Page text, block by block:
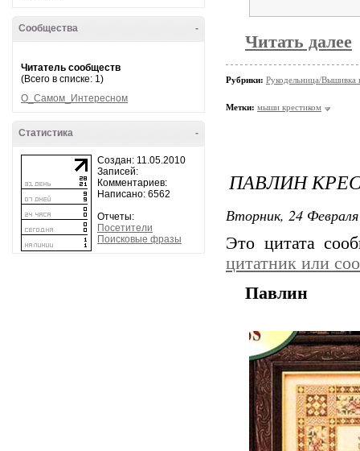
-
Сообщества
Читатель сообществ
(Всего в списке: 1)
О_Самом_Интересном
-
Статистика
Создан: 11.05.2010
Записей:
Комментариев:
Написано: 6562
Отчеты:
Посетители
Поисковые фразы
Читать далее
Рубрики: Рукодельница/Вышивка
Метки: мыши крестиком
ПАВЛИН
Вторник, 24
Это цитата
цитатник или
Павлин